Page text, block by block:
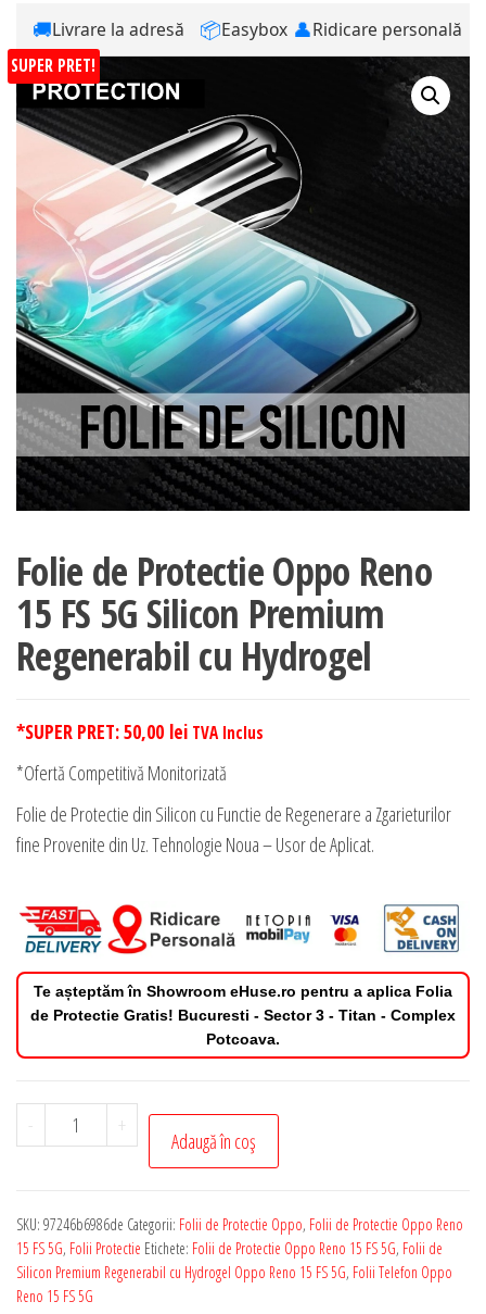
🚚Livrare la adresă 📦Easybox 👤Ridicare personală
SUPER PRET!
Folie de Protectie Oppo Reno
15 FS 5G Silicon Premium
Regenerabil cu Hydrogel
*SUPER PRET:50,00 lei TVA Inclus
*Ofertă Competitivă Monitorizată
Folie de Protectie din Silicon cu Functie de Regenerare a Zgarieturilor
fine Provenite din Uz. Tehnologie Noua – Usor de Aplicat.
Te așteptăm în Showroom eHuse.ro pentru a aplica Folia
de Protectie Gratis! Bucuresti - Sector 3 - Titan - Complex
Potcoava.
-
Cantitate
Folie
Oppo
Reno
15
+
Adaugă în coș
SKU: 97246b6986de Categorii: Folii de Protectie Oppo, Folii de Protectie Oppo Reno
15 FS 5G, Folii Protectie Etichete: Folii de Protectie Oppo Reno 15 FS 5G, Folii de
Silicon Premium Regenerabil cu Hydrogel Oppo Reno 15 FS 5G, Folii Telefon Oppo
Reno 15 FS 5G